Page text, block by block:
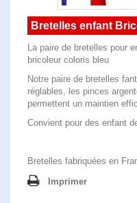
Bretelles enfant
La paire de bretelles pour
bricoleur coloris bleu
Notre paire de bretelles
réglables, les pinces
permettent un maintien
Convient pour des enfant
Bretelles fabriquées en
Imprimer